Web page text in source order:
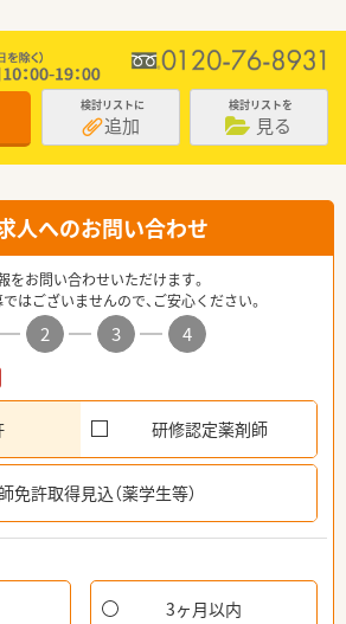
検討リストに
追加
検討リストを
見る
人へのお問い合わせ
をお問い合わせいただけます。
はございませんので、ご安心ください。
2 3
4
研修認定薬剤師
免許取得見込（薬学生等）
3ヶ月以内